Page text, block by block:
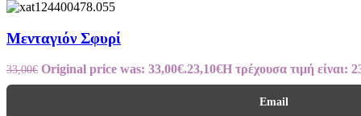
Μενταγιόν Σφυρί
33,00€ Original price was: 33,00€.23,10€Η τρέχουσα τιμή είναι:
Email